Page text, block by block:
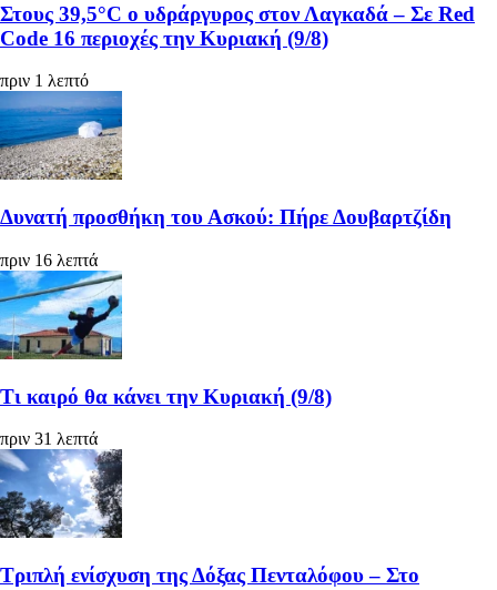
Στους 39,5°C ο υδράργυρος στον Λαγκαδά – Σε Red
Code 16 περιοχές την Κυριακή (9/8)
πριν 1 λεπτό
Δυνατή προσθήκη του Ασκού: Πήρε Δουβαρτζίδη
πριν 16 λεπτά
Τι καιρό θα κάνει την Κυριακή (9/8)
πριν 31 λεπτά
Τριπλή ενίσχυση της Δόξας Πενταλόφου – Στο